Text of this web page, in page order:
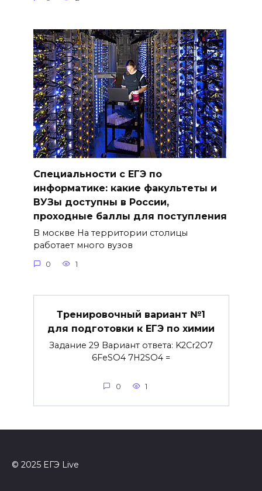
Специальности с ЕГЭ по
информатике: какие факультеты и
ВУЗы доступны в России,
проходные баллы для поступления
В москве На территории столицы
работает много вузов
0 1
Тренировочный вариант №1
для подготовки к ЕГЭ по химии
Задание 29 Вариант ответа: K2Cr2O7
6FeSO4 7H2SO4 =
0 1
© 2025 ЕГЭ Live